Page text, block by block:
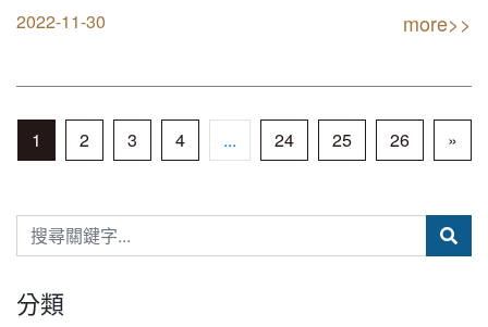
對方的痛點，就能避開零和局面，達到共贏的結果。而解決痛點的
2022-11-30 more>>
1 2 3 4 ... 24 25 26 »
分類